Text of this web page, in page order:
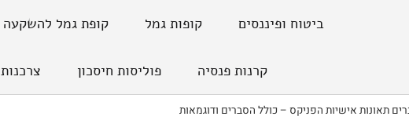
ביטוח ופיננסים קופות גמל קופת גמל להשקעה
קרנות פנסיה פוליסות חיסכון צרכנות
תאונות אישיות הפניקס – כולל הסברים ודוגמאות